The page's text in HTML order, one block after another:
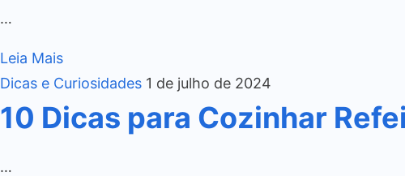
…
Leia Mais
Dicas e Curiosidades 1 de julho de 2024
10 Dicas para Cozinhar
…